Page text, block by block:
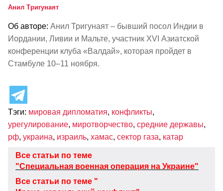
Анил Тригунаят
Об авторе: Анил Тригунаят – бывший посол Индии в
Иордании, Ливии и Мальте, участник XVI Азиатской
конференции клуба «Валдай», которая пройдет в
Стамбуле 10–11 ноября.
Тэги: мировая дипломатия, конфликты,
урегулирование, миротворчество, средние державы,
рф, украина, израиль, хамас, сектор газа, катар
Все статьи по теме
"Специальная военная операция на Украине"
Все статьи по теме "